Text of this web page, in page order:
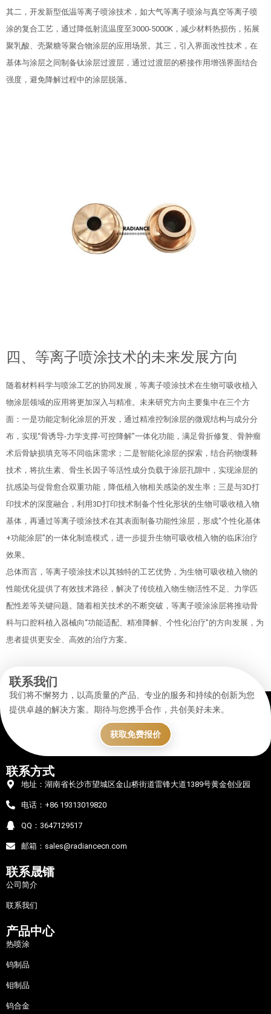
其二，开发新型低温等离子喷涂技术，如大气等离子喷涂与真空等离子喷
涂的复合工艺，通过降低射流温度至3000-5000K，减少材料热损伤，拓展
聚乳酸、壳聚糖等聚合物涂层的应用场景。其三，引入界面改性技术，在
基体与涂层之间制备钛涂层过渡层，通过过渡层的桥接作用增强界面结合
强度，避免降解过程中的涂层脱落。
四、等离子喷涂技术的未来发展方向
随着材料科学与喷涂工艺的协同发展，等离子喷涂技术在生物可吸收植入
物涂层领域的应用将更加深入与精准。未来研究方向主要集中在三个方
面：一是功能定制化涂层的开发，通过精准控制涂层的微观结构与成分分
布，实现“骨诱导-力学支撑-可控降解”一体化功能，满足骨折修复、骨肿瘤
术后骨缺损填充等不同临床需求；二是智能化涂层的探索，结合药物缓释
技术，将抗生素、骨生长因子等活性成分负载于涂层孔隙中，实现涂层的
抗感染与促骨愈合双重功能，降低植入物相关感染的发生率；三是与3D打
印技术的深度融合，利用3D打印技术制备个性化形状的生物可吸收植入物
基体，再通过等离子喷涂技术在其表面制备功能性涂层，形成“个性化基体
+功能涂层”的一体化制造模式，进一步提升生物可吸收植入物的临床治疗
效果。
总体而言，等离子喷涂技术以其独特的工艺优势，为生物可吸收植入物的
性能优化提供了有效技术路径，解决了传统植入物生物活性不足、力学匹
配性差等关键问题。随着相关技术的不断突破，等离子喷涂涂层将推动骨
科与口腔科植入器械向“功能适配、精准降解、个性化治疗”的方向发展，为
患者提供更安全、高效的治疗方案。
联系我们
我们将不懈努力，以高质量的产品、专业的服务和持续的创新为您
提供卓越的解决方案。期待与您携手合作，共创美好未来。
获取免费报价
联系方式
地址：湖南省长沙市望城区金山桥街道雷锋大道1389号黄金创业园
电话：+86 19313019820
QQ：3647129517
邮箱：sales@radiancecn.com
联系晟镭
公司简介
联系我们
产品中心
热喷涂
钨制品
钼制品
钨合金